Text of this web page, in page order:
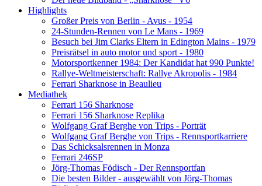
Highlights
Großer Preis von Berlin - Avus - 1954
24-Stunden-Rennen von Le Mans - 1969
Besuch bei Jim Clarks Eltern in Edington Mains - 1979
Preisrätsel in auto motor und sport - 1980
Motorsportkenner 1984: Der Kandidat hat 990 Punkte!
Rallye-Weltmeisterschaft: Rallye Akropolis - 1984
Ferrari Sharknose in Beaulieu
Mediathek
Ferrari 156 Sharknose
Ferrari 156 Sharknose Replika
Wolfgang Graf Berghe von Trips - Porträt
Wolfgang Graf Berghe von Trips - Rennsportkarriere
Das Schicksalsrennen in Monza
Ferrari 246SP
Jörg-Thomas Födisch - Der Rennsportfan
Die besten Bilder - ausgewählt von Jörg-Thomas